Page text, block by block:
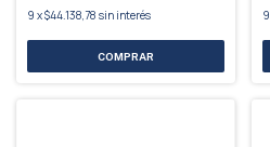
9 x$44.138,78 sin interés 9